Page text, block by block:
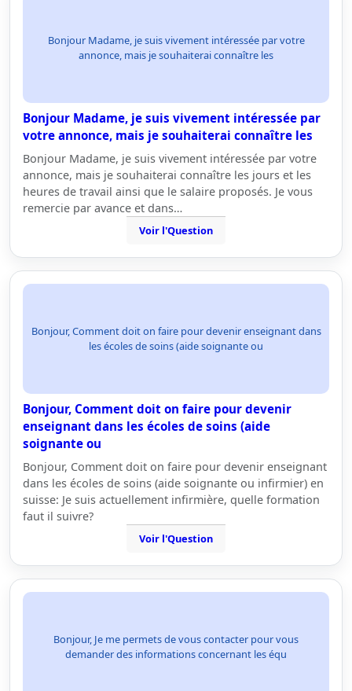
Bonjour Madame, je suis vivement intéressée par votre
annonce, mais je souhaiterai connaître les
Bonjour Madame, je suis vivement intéressée par
votre annonce, mais je souhaiterai connaître les
Bonjour Madame, je suis vivement intéressée par votre
annonce, mais je souhaiterai connaître les jours et les
heures de travail ainsi que le salaire proposés. Je vous
remercie par avance et dans…
Voir l'Question
Bonjour, Comment doit on faire pour devenir enseignant dans
les écoles de soins (aide soignante ou
Bonjour, Comment doit on faire pour devenir
enseignant dans les écoles de soins (aide
soignante ou
Bonjour, Comment doit on faire pour devenir enseignant
dans les écoles de soins (aide soignante ou infirmier) en
suisse: Je suis actuellement infirmière, quelle formation
faut il suivre?
Voir l'Question
Bonjour, Je me permets de vous contacter pour vous
demander des informations concernant les équ